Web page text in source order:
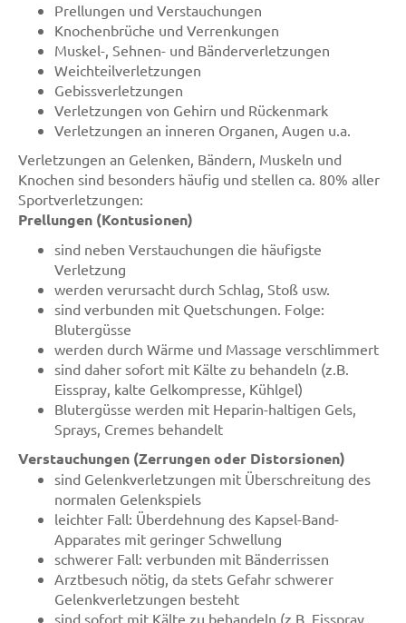
Prellungen und Verstauchungen
Knochenbrüche und Verrenkungen
Muskel-, Sehnen- und Bänderverletzungen
Weichteilverletzungen
Gebissverletzungen
Verletzungen von Gehirn und Rückenmark
Verletzungen an inneren Organen, Augen u.a.
Verletzungen an Gelenken, Bändern, Muskeln und
Knochen sind besonders häufig und stellen ca. 80% aller
Sportverletzungen:
Prellungen (Kontusionen)
sind neben Verstauchungen die häufigste
Verletzung
werden verursacht durch Schlag, Stoß usw.
sind verbunden mit Quetschungen. Folge:
Blutergüsse
werden durch Wärme und Massage verschlimmert
sind daher sofort mit Kälte zu behandeln (z.B.
Eisspray, kalte Gelkompresse, Kühlgel)
Blutergüsse werden mit Heparin-haltigen Gels,
Sprays, Cremes behandelt
Verstauchungen (Zerrungen oder Distorsionen)
sind Gelenkverletzungen mit Überschreitung des
normalen Gelenkspiels
leichter Fall: Überdehnung des Kapsel-Band-
Apparates mit geringer Schwellung
schwerer Fall: verbunden mit Bänderrissen
Arztbesuch nötig, da stets Gefahr schwerer
Gelenkverletzungen besteht
sind sofort mit Kälte zu behandeln (z.B. Eisspray,